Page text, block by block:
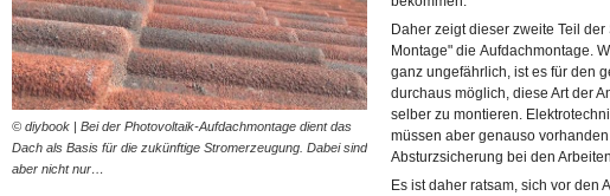
© diybook | Bei der Photovoltaik-Aufdachmontage dient das
Dach als Basis für die zukünftige Stromerzeugung. Dabei sind
aber nicht nur…
Daher zeigt dieser zweite Teil
Montage" die Aufdachmontage.
ganz ungefährlich, ist es für den
durchaus möglich, diese Art der
selber zu montieren.
müssen aber genauso
Absturzsicherung bei den
Es ist daher ratsam, sich vor den